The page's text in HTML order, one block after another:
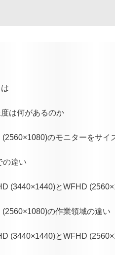
は何があるのか
のモニターをサイ
の違い
(3440×1440)とWFHD
の作業領域の違い
(3440×1440)とWFHD